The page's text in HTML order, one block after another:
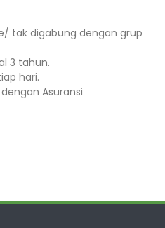
tak digabung dengan grup
3 tahun.⁣⁣
hari.⁣⁣
Asuransi